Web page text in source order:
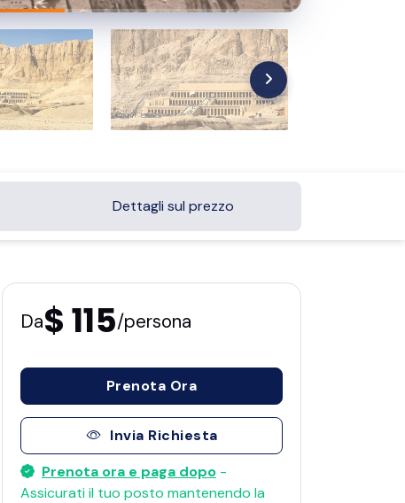
Dettagli sul prezzo
Da$ 115/persona
Prenota Ora
Invia Richiesta
Prenota ora e paga dopo -
Assicurati il ​​tuo posto mantenendo la